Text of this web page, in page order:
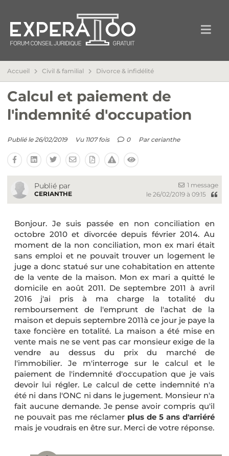
Accueil Civil & familial Divorce & infidélité
Calcul et paiement de
l'indemnité d'occupation
Publié le 26/02/2019 Vu 1107 fois 0 Par cerianthe
Publié par
CERIANTHE
1 message
le 26/02/2019 à 09:15
Bonjour. Je suis passée en non conciliation en
octobre 2010 et divorcée depuis février 2014. Au
moment de la non conciliation, mon ex mari était
sans emploi et ne pouvait trouver un logement le
juge a donc statué sur une cohabitation en attente
de la vente de la maison. Mon ex mari a quitté le
domicile en août 2011. De septembre 2011 à avril
2016 j'ai pris à ma charge la totalité du
remboursement de l'emprunt de l'achat de la
maison et depuis septembre 2011à ce jour je paye la
taxe foncière en totalité. La maison a été mise en
vente mais ne se vent pas car monsieur exige de la
vendre au dessus du prix du marché de
l'immobilier. Je m'interroge sur le calcul et le
paiement de l'indemnité d'occupation que je vais
devoir lui régler. Le calcul de cette indemnité n'a
été ni dans l'ONC ni dans le jugement. Monsieur n'a
fait aucune demande. Je pense avoir compris qu'il
ne pouvait pas me réclamer plus de 5 ans d'arriéré
mais je voudrais en être sur. Merci de votre réponse.